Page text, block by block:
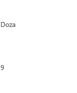
Doza
9